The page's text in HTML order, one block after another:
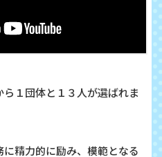
１団体と１３人が選ばれま
精力的に励み、模範となる